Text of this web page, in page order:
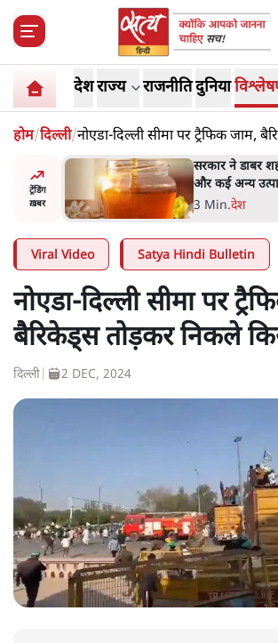
देशराज्य राजनीतिदुनिया
होम/दिल्ली/नोएडा-दिल्ली सीमा पर ट्रैफिक जाम,
किसान
ट्रेंडिंग
ख़बर
के घी
पर
'महाराष्ट्र में गैर
नामों को काटने
रोहित पवार का
4 Min.महाराष्ट्र
Viral Video Satya Hindi Bulletin
नोएडा-दिल्ली सीमा पर
बैरिकेड्स तोड़कर निकले
दिल्ली 2 DEC, 2024